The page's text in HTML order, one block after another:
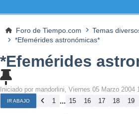
Foro de Tiempo.com Temas
*Efemérides astronómicas*
*Efemérides
Iniciado por mandorlini, Viernes 05 Marzo 2004
IR ABAJO 1 ... 15 16 17 18 19